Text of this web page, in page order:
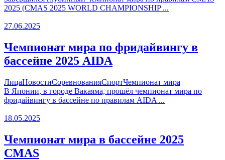
2025 (CMAS 2025 WORLD CHAMPIONSHIP ...
27.06.2025
Чемпионат мира по фридайвингу в
бассейне 2025 AIDA
ЛицаНовостиСоревнованияСпортЧемпионат мира
В Японии, в городе Вакаяма, прошёл чемпионат мира по
фридайвингу в бассейне по правилам AIDA ...
18.05.2025
Чемпионат мира в бассейне 2025
CMAS